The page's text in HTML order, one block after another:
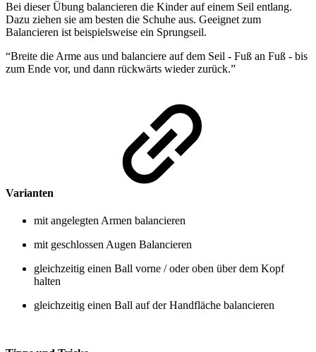
Bei dieser Übung balancieren die Kinder auf einem Seil entlang.
Dazu ziehen sie am besten die Schuhe aus. Geeignet zum
Balancieren ist beispielsweise ein Sprungseil.
“Breite die Arme aus und balanciere auf dem Seil - Fuß an Fuß - bis
zum Ende vor, und dann rückwärts wieder zurück.”
Varianten
mit angelegten Armen balancieren
mit geschlossen Augen Balancieren
gleichzeitig einen Ball vorne / oder oben über dem Kopf
halten
gleichzeitig einen Ball auf der Handfläche balancieren